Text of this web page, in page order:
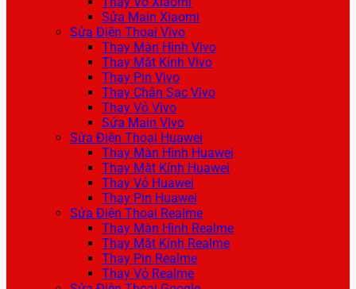
Sửa Main Xiaomi
Sửa Điện Thoại Vivo
Thay Màn Hình Vivo
Thay Mặt Kính Vivo
Thay Pin Vivo
Thay Chân Sạc Vivo
Thay Vỏ Vivo
Sửa Main Vivo
Sửa Điện Thoại Huawei
Thay Màn Hình Huawei
Thay Mặt Kính Huawei
Thay Vỏ Huawei
Thay Pin Huawei
Sửa Điện Thoại Realme
Thay Màn Hình Realme
Thay Mặt Kính Realme
Thay Pin Realme
Thay Vỏ Realme